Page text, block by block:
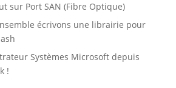
sur Port SAN (Fibre Optique)
écrivons une librairie pour
Systèmes Microsoft depuis
!